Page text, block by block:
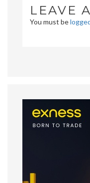
LEAVE
You must be